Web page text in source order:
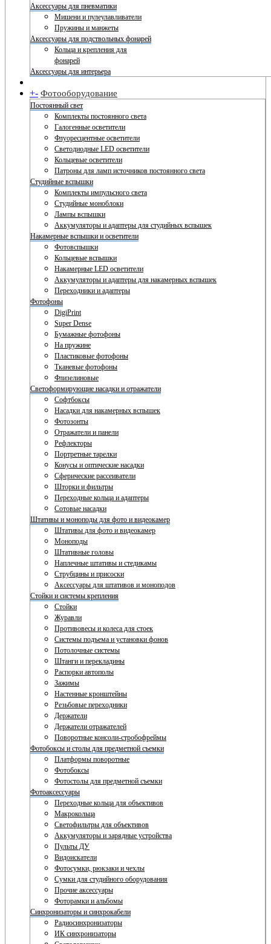
Аксессуары для пневматики
Мишени и пулеулавливатели
Пружины и манжеты
Аксессуары для подствольных фонарей
Кольца и крепления для
фонарей
Аксессуары для интерьера
+- Фотооборудование
Постоянный свет
Комплекты постоянного света
Галогенные осветители
Флуоресцентные осветители
Светодиодные LED осветители
Кольцевые осветители
Патроны для ламп источников постоянного света
Студийные вспышки
Комплекты импульсного света
Студийные моноблоки
Лампы вспышки
Аккумуляторы и адаптеры для студийных вспышек
Накамерные вспышки и осветители
Фотовспышки
Кольцевые вспышки
Накамерные LED осветители
Аккумуляторы и адаптеры для накамерных вспышек
Переходники и адаптеры
Фотофоны
DigiPrint
Super Dense
Бумажные фотофоны
На пружине
Пластиковые фотофоны
Тканевые фотофоны
Флизелиновые
Светоформирующие насадки и отражатели
Софтбоксы
Насадки для накамерных вспышек
Фотозонты
Отражатели и панели
Рефлекторы
Портретные тарелки
Конусы и оптические насадки
Сферические рассеиватели
Шторки и фильтры
Переходные кольца и адаптеры
Сотовые насадки
Штативы и моноподы для фото и видеокамер
Штативы для фото и видеокамер
Моноподы
Штативные головы
Наплечные штативы и стедикамы
Струбцины и присоски
Аксессуары для штативов и моноподов
Стойки и системы крепления
Стойки
Журавли
Противовесы и колеса для стоек
Системы подъема и установки фонов
Потолочные системы
Штанги и перекладины
Распорки автополы
Зажимы
Настенные кронштейны
Резьбовые переходники
Держатели
Держатели отражателей
Поворотные консоли-стробофреймы
Фотобоксы и столы для предметной съемки
Платформы поворотные
Фотобоксы
Фотостолы для предметной съемки
Фотоаксессуары
Переходные кольца для объективов
Макрокольца
Светофильтры для объективов
Аккумуляторы и зарядные устройства
Пульты ДУ
Видоискатели
Фотосумки, рюкзаки и чехлы
Сумки для студийного оборудования
Прочие аксессуары
Фоторамки и альбомы
Синхронизаторы и синхрокабели
Радиосинхронизаторы
ИК синхронизаторы